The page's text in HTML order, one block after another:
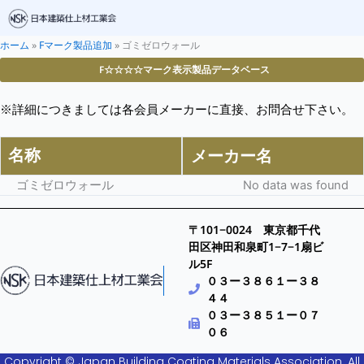
ホーム » Fマーク製品追加 » ゴミゼロウォール
F☆☆☆☆マーク表示製品データベース
※詳細につきましては各会員メーカーに直接、お問合せ下さい。
名称 メーカー名
ゴミゼロウォール No data was found
〒101−0024 東京都千代
田区神田和泉町1−7−1扇ビ
ル5F
０３ー３８６１ー３８
４４
０３ー３８５１ー０７
０６